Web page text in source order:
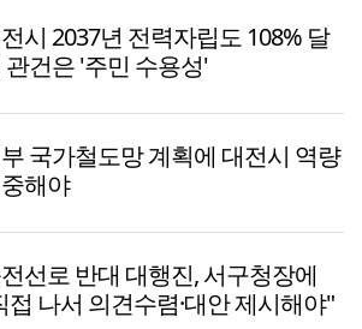
시 2037년 전력자립도 108% 달
관건은 '주민 수용성'
국가철도망 계획에 대전시 역량
해야
선로 반대 대행진, 서구청장에
접 나서 의견수렴·대안 제시해야"